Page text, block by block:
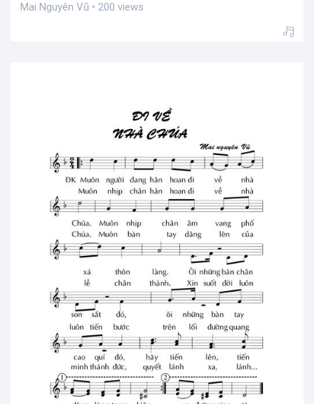
Mai Nguyên Vũ • 200 views